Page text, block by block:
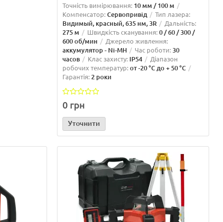
Точність вимірювання: 10 мм / 100 м
Компенсатор:Сервопривід Тип лазера:
Видимый, красный, 635 нм, 3R Дальність:
275 м Швидкість сканування:0 / 60 / 300 /
600 об/мин
Джерело живлення:
аккумулятор - Ni-MH Час роботи: 30
часов
Клас захисту: IP54
Діапазон
робочих температур:от -20 °C до + 50 °C
Гарантія: 2 роки
0 грн
Уточнити